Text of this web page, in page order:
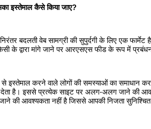
इस्‍तेमाल कैसे किया जाए?
बदलती वेब सामग्री की सुपुर्दगी के लिए एक
के द्वारा मांगे जाने पर आरएसएस फीड के रूप में
इस्‍तेमाल करने वाले लोगों की समस्‍याओं का समाधान
है। इससे प्रत्‍येक साइट पर अलग-अलग जाने की
की आवश्‍यकता नहीं है जिससे आपकी निजता सुनिश्‍चित